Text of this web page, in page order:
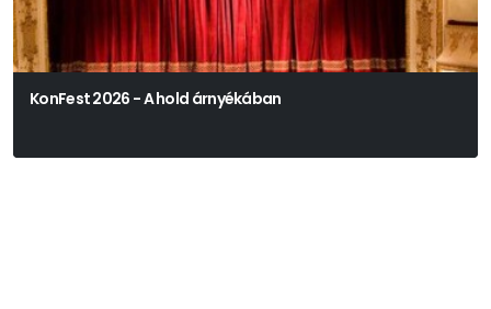
KonFest 2026 - A hold árnyékában